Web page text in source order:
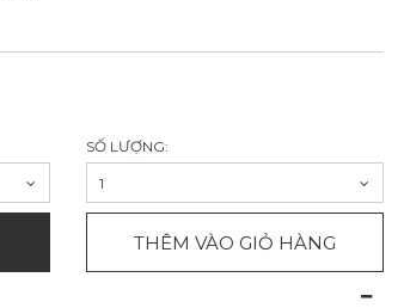
SỐ LƯỢNG:
1
THÊM VÀO GIỎ HÀNG